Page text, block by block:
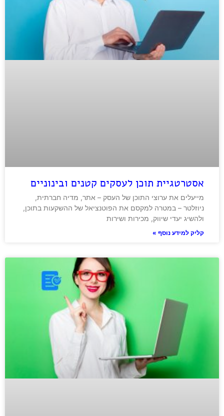
אסטרטגיית תוכן לעסקים קטנים ובינוניים
מייעלים את ערוצי התוכן של העסק – אתר, מדיה חברתית,
ניוזלטר – במטרה למקסם את הפוטנציאל של ההשקעות בתוכן,
ולהשיג יעדי שיווק, מכירות ושירות
קליק למידע נוסף »